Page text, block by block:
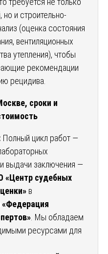
но и строительно-
(оценка состояния
вентиляционных
утепления), чтобы
рекомендации
рецидива.
сроки и
Полный цикл работ —
выдачи заключения —
«Центр судебных
в
. Мы обладаем
ресурсами для